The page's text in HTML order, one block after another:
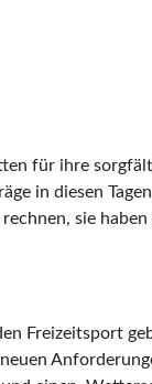
für ihre
in diesen
sie
Freizeitsport